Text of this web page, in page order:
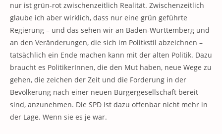
nur ist grün-rot zwischenzeitlich Realität. Zwischenzeitlich
glaube ich aber wirklich, dass nur eine grün geführte
Regierung – und das sehen wir an Baden-Württemberg und
an den Veränderungen, die sich im Politkstil abzeichnen –
tatsächlich ein Ende machen kann mit der alten Politik. Dazu
braucht es PolitikerInnen, die den Mut haben, neue Wege zu
gehen, die zeichen der Zeit und die Forderung in der
Bevölkerung nach einer neuen Bürgergesellschaft bereit
sind, anzunehmen. Die SPD ist dazu offenbar nicht mehr in
der Lage. Wenn sie es je war.